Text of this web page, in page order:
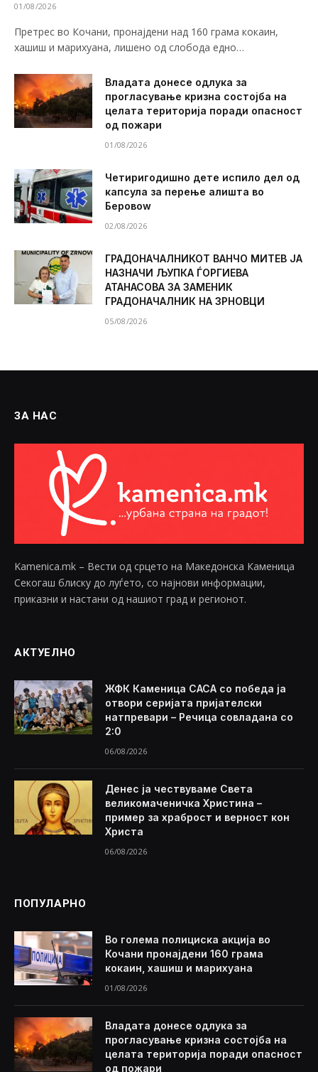
01/08/2026
Претрес во Кочани, пронајдени над 160 грама кокаин,
хашиш и марихуана, лишено од слобода едно…
Владата донесе одлука за
прогласување кризна состојба на
целата територија поради опасност
од пожари
01/08/2026
Четиригодишно дете испило дел од
капсула за перење алишта во
Беровоw
02/08/2026
ГРАДОНАЧАЛНИКОТ ВАНЧО МИТЕВ ЈА
НАЗНАЧИ ЉУПКА ЃОРГИЕВА
АТАНАСОВА ЗА ЗАМЕНИК
ГРАДОНАЧАЛНИК НА ЗРНОВЦИ
05/08/2026
ЗА НАС
Kamenica.mk – Вести од срцето на Македонска Каменица
Секогаш блиску до луѓето, со најнови информации,
приказни и настани од нашиот град и регионот.
АКТУЕЛНО
ЖФК Каменица САСА со победа ја
отвори серијата пријателски
натпревари – Речица совладана со
2:0
06/08/2026
Денес ја чествуваме Света
великомаченичка Христина –
пример за храброст и верност кон
Христа
06/08/2026
ПОПУЛАРНО
Во голема полициска акција во
Кочани пронајдени 160 грама
кокаин, хашиш и марихуана
01/08/2026
Владата донесе одлука за
прогласување кризна состојба на
целата територија поради опасност
од пожари